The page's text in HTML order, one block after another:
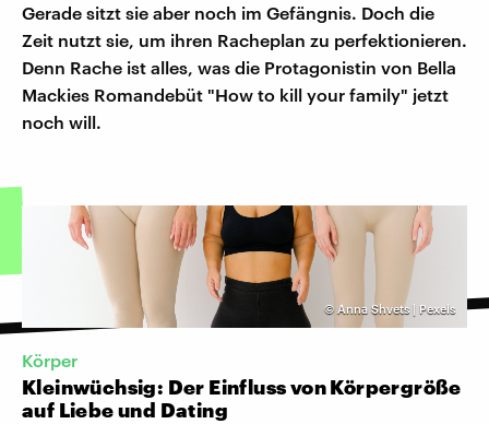
Gerade sitzt sie aber noch im Gefängnis. Doch die
Zeit nutzt sie, um ihren Racheplan zu perfektionieren.
Denn Rache ist alles, was die Protagonistin von Bella
Mackies Romandebüt "How to kill your family" jetzt
noch will.
© Anna Shvets | Pexels
Körper
Kleinwüchsig: Der Einfluss von Körpergröße
auf Liebe und Dating